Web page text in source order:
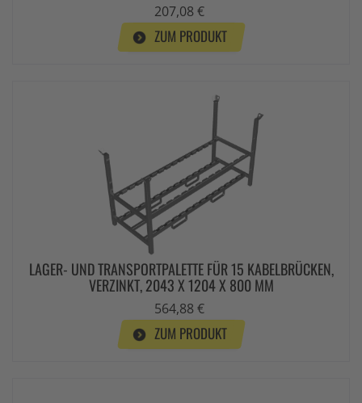
207,08 €
ZUM PRODUKT
LAGER- UND TRANSPORTPALETTE FÜR 15 KABELBRÜCKEN,
VERZINKT, 2043 X 1204 X 800 MM
564,88 €
ZUM PRODUKT